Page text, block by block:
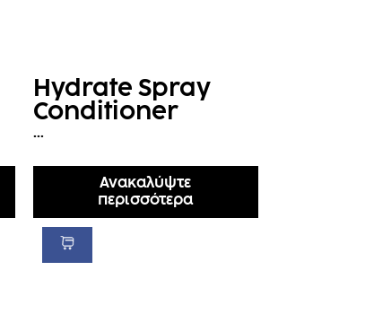
Hydrate Spray
Conditioner
...
Ανακαλύψτε
περισσότερα